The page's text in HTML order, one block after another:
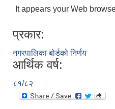
It appears your Web
प्रकार:
नगरपालिका बोर्डको निर्णय
आर्थिक वर्ष:
८१/८२